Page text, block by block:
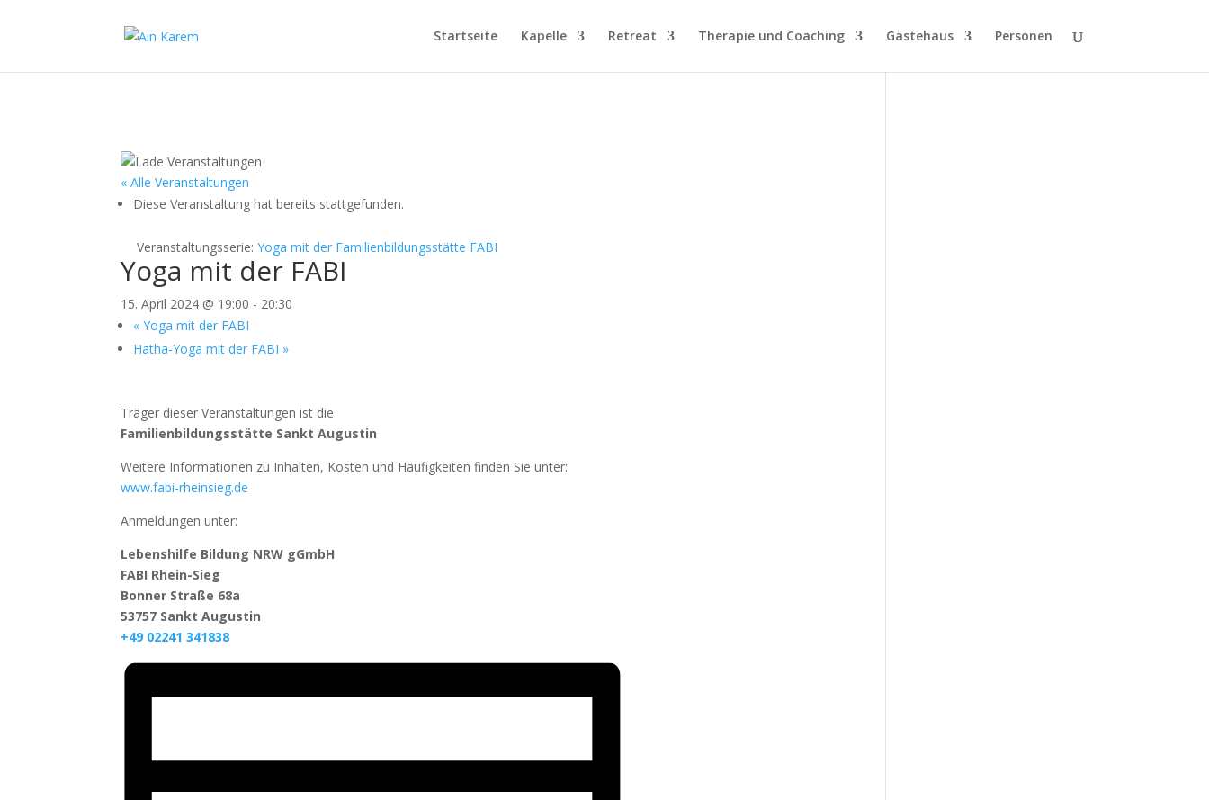
Startseite Kapelle Retreat Therapie und Coaching Gästehaus Personen
« Alle Veranstaltungen
Diese Veranstaltung hat bereits stattgefunden.
Veranstaltungsserie:Yoga mit der Familienbildungsstätte FABI
Yoga mit der FABI
15. April 2024 @ 19:00 - 20:30
« Yoga mit der FABI
Hatha-Yoga mit der FABI »
Träger dieser Veranstaltungen ist die
Familienbildungsstätte Sankt Augustin
Weitere Informationen zu Inhalten, Kosten und Häufigkeiten finden Sie unter:
www.fabi-rheinsieg.de
Anmeldungen unter:
Lebenshilfe Bildung NRW gGmbH
FABI Rhein-Sieg
Bonner Straße 68a
53757 Sankt Augustin
+49 02241 341838